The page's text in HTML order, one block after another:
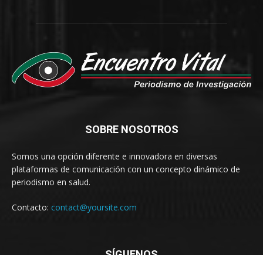
SOBRE NOSOTROS
Somos una opción diferente e innovadora en diversas
plataformas de comunicación con un concepto dinámico de
periodismo en salud.
Contacto: contact@yoursite.com